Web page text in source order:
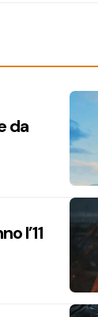
da
l’11